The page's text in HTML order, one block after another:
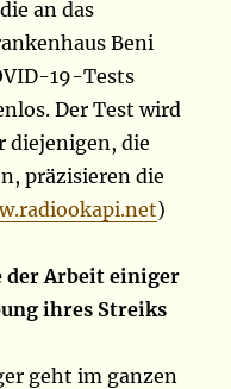
an das
Beni
19-Tests
Der Test wird
diejenigen, die
präzisieren die
)
der Arbeit einiger
ihres Streiks
geht im ganzen